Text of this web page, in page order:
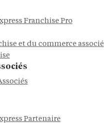
Franchise Pro
et du commerce associé
Partenaire